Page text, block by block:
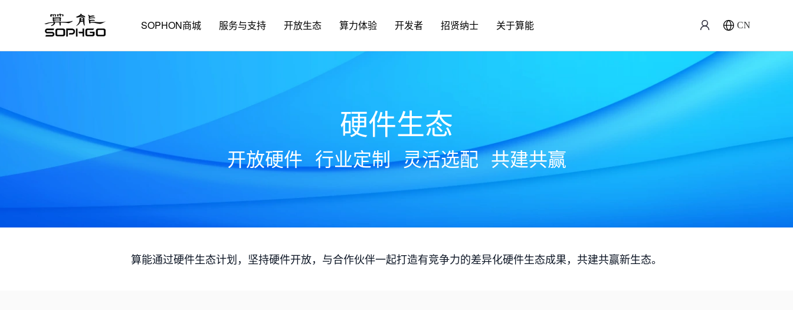
SOPHON商城 服务与支持 开放生态 算力体验 开发者 招贤纳士 关于算能 CN
硬件生态
开放硬件 行业定制 灵活选配 共建共赢
算能通过硬件生态计划，坚持硬件开放，与合作伙伴一起打造有竞争力的差异化硬件生态成果，共建共赢新生态。